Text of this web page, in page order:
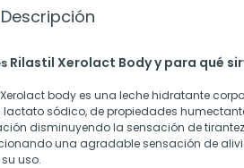
Descripción
Rilastil Xerolact Body y para qué
body es una leche hidratante
lactato sódico, de propiedades
disminuyendo la sensación de
una agradable sensación de
uso.